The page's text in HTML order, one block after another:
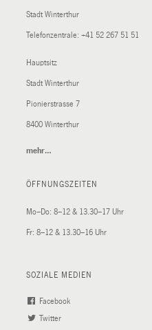
Stadt Winterthur
Telefonzentrale: +41 52 267 51 51
Hauptsitz
Stadt Winterthur
Pionierstrasse 7
8400 Winterthur
mehr…
ÖFFNUNGSZEITEN
Mo–Do: 8–12 & 13.30–17 Uhr
Fr: 8–12 & 13.30–16 Uhr
SOZIALE MEDIEN
Facebook
Twitter